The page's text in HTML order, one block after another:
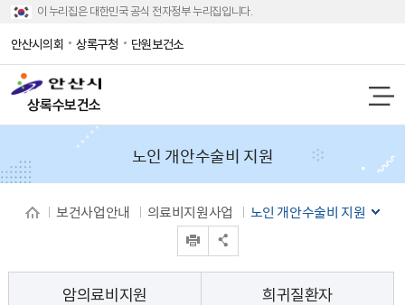
이 누리집은 대한민국 공식 전자정부 누리집입니다.
안산시의회 상록구청 단원보건소
상록수보건소
노인 개안수술비 지원
보건사업안내 의료비지원사업 노인 개안수술비 지원
암의료비지원 희귀질환자